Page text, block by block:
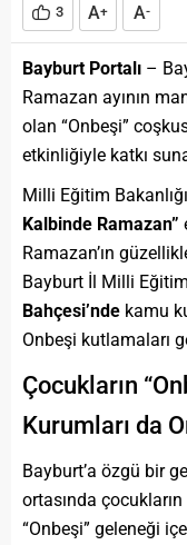
3 A+ A-
Bayburt Portalı –
Ramazan ayının
olan “Onbeşi”
etkinliğiyle katkı
Milli Eğitim
Kalbinde Ramazan”
Ramazan’ın
Bayburt İl Milli
Bahçesi’nde kamu
Onbeşi kutlamaları
Çocukların
Kurumları da
Bayburt’a özgü bir
ortasında
“Onbeşi” geleneği